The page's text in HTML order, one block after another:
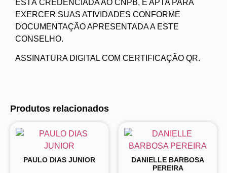
ESTÁ CREDENCIADA AO CNPB, E APTA PARA
EXERCER SUAS ATIVIDADES CONFORME
DOCUMENTAÇÃO APRESENTADA A ESTE
CONSELHO.
ASSINATURA DIGITAL COM CERTIFICAÇÃO QR.
Produtos relacionados
PAULO DIAS JUNIOR
DANIELLE BARBOSA
PEREIRA